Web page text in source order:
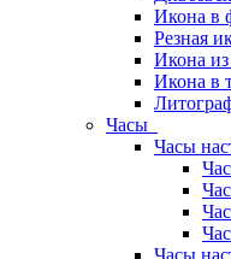
Икона в
Резная
Икона
Икона в
Часы
Часы
Часы